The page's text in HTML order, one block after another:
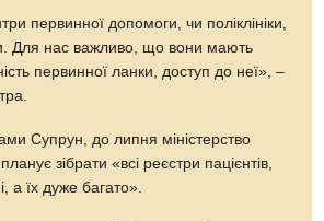
первинної допомоги, чи поліклініки,
Для нас важливо, що вони мають
первинної ланки, доступ до неї», –
Супрун, до липня міністерство
зібрати «всі реєстри пацієнтів,
а їх дуже багато».